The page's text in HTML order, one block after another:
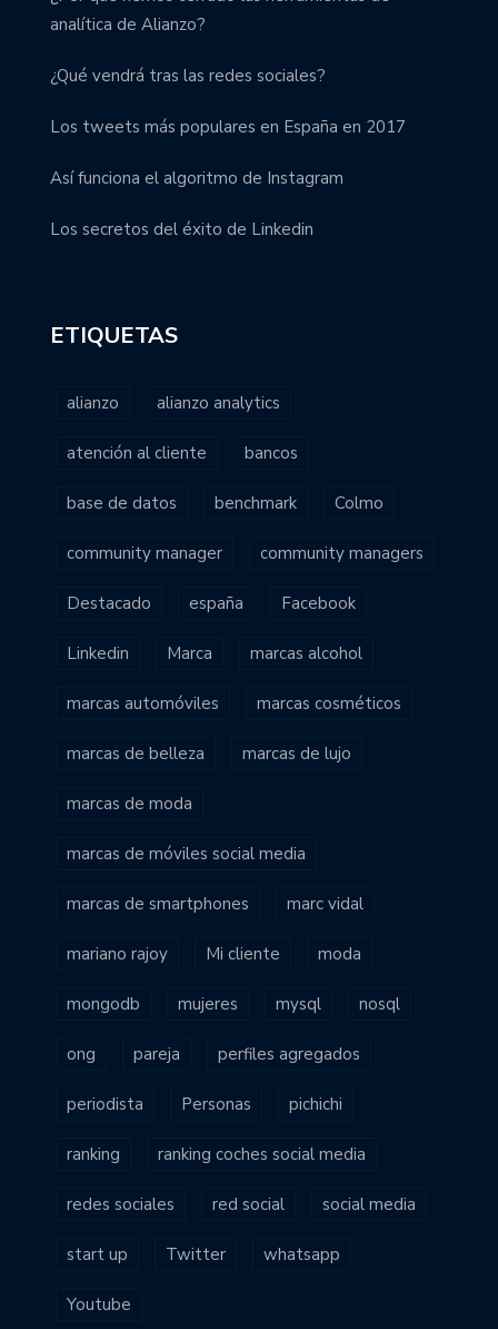
analítica de Alianzo?
¿Qué vendrá tras las redes sociales?
Los tweets más populares en España en 2017
Así funciona el algoritmo de Instagram
Los secretos del éxito de Linkedin
ETIQUETAS
alianzo alianzo analytics
atención al cliente bancos
base de datos benchmark Colmo
community manager community managers
Destacado españa Facebook
Linkedin Marca marcas alcohol
marcas automóviles marcas cosméticos
marcas de belleza marcas de lujo
marcas de moda
marcas de móviles social media
marcas de smartphones marc vidal
mariano rajoy Mi cliente moda
mongodb mujeres mysql nosql
ong pareja perfiles agregados
periodista Personas pichichi
ranking ranking coches social media
redes sociales red social social media
start up Twitter whatsapp
Youtube